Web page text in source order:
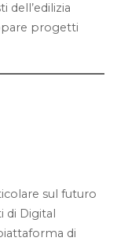
dell’edilizia
progetti
sul futuro
di Digital
di